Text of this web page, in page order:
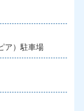
ア）駐車場